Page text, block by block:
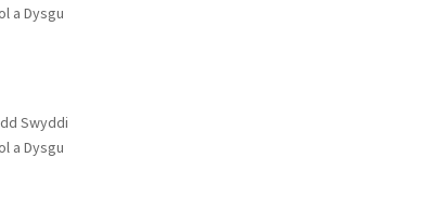
a Dysgu
Swyddi
a Dysgu